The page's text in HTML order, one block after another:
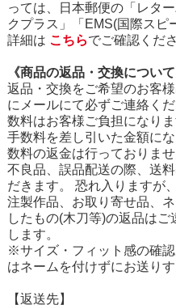
っては、日本郵便の「レタ
クプラス」「EMS(国際スピ
詳細は こちらでご確認くださ
《商品の返品・交換について
返品・交換をご希望のお客
にメールにて必ずご連絡く
数料はお客様ご負担になり
手数料を差し引いた金額に
数料の返金は行っておりませ
不良品、誤品配送の際、送
だきます。 恐れ入りますが
注製作品、お取り寄せ品、
したもの(木刀等)の返品は
します。
※サイズ・フィット感の確
はネームを付けずにお送り
【返送先】